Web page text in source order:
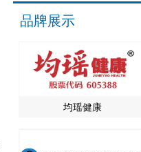
品牌展示
均瑶健康